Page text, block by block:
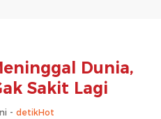
Dunia,
Sakit Lagi
- detikHot